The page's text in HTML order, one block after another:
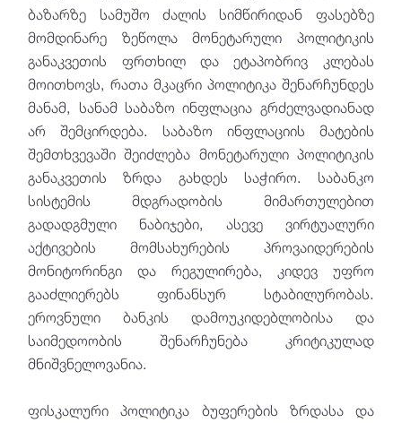
ბაზარზე სამუშო ძალის სიმწირიდან ფასებზე
მომდინარე ზეწოლა მონეტარული პოლიტიკის
განაკვეთის ფრთხილ და ეტაპობრივ კლებას
მოითხოვს, რათა მკაცრი პოლიტიკა შენარჩუნდეს
მანამ, სანამ საბაზო ინფლაცია გრძელვადიანად
არ შემცირდება. საბაზო ინფლაციის მატების
შემთხვევაში შეიძლება მონეტარული პოლიტიკის
განაკვეთის ზრდა გახდეს საჭირო. საბანკო
სისტემის მდგრადობის მიმართულებით
გადადგმული ნაბიჯები, ასევე ვირტუალური
აქტივების მომსახურების პროვაიდერების
მონიტორინგი და რეგულირება, კიდევ უფრო
გააძლიერებს ფინანსურ სტაბილურობას.
ეროვნული ბანკის დამოუკიდებლობისა და
საიმედოობის შენარჩუნება კრიტიკულად
მნიშვნელოვანია.
ფისკალური პოლიტიკა ბუფერების ზრდასა და